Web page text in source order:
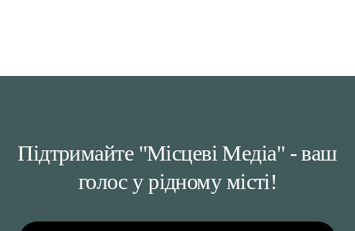
Підтримайте "Місцеві Медіа" - ваш
голос у рідному місті!